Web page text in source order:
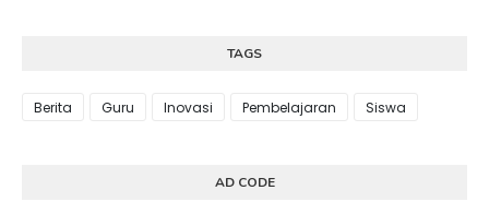
TAGS
Berita Guru Inovasi Pembelajaran Siswa
AD CODE